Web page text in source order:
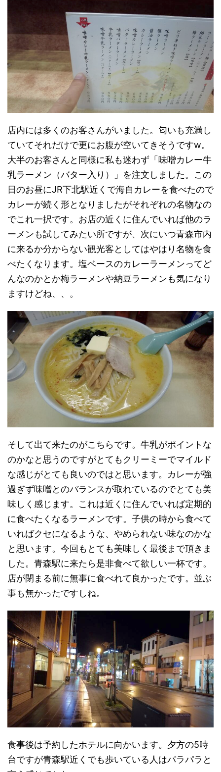
店内には多くのお客さんがいました。匂いも充満し
ていてそれだけで更にお腹が空いてきそうですw。
大半のお客さんと同様に私も迷わず「味噌カレー牛
乳ラーメン（バター入り）」を注文しました。この
日のお昼にJR下北駅近くで海自カレーを食べたので
カレーが続く形となりましたがそれぞれの名物なの
でこれ一択です。お店の近くに住んでいれば他のラ
ーメンも試してみたい所ですが、次にいつ青森市内
に来るか分からない観光客としてはやはり名物を食
べたくなります。塩ベースのカレーラーメンってど
んなのかとか梅ラーメンや納豆ラーメンも気になり
ますけどね、、。
そして出て来たのがこちらです。牛乳がポイントな
のかなと思うのですがとてもクリーミーでマイルド
な感じがとても良いのではと思います。カレーが強
過ぎず味噌とのバランスが取れているのでとても美
味しく感じます。これは近くに住んでいれば定期的
に食べたくなるラーメンです。子供の時から食べて
いればクセになるような、やめられない味なのかな
と思います。今回もとても美味しく最後まで頂きま
した。青森駅に来たら是非食べて欲しい一杯です。
店が閉まる前に無事に食べれて良かったです。並ぶ
事も無かったですしね。
食事後は予約したホテルに向かいます。夕方の5時
台ですが青森駅近くでも歩いている人はパラパラと